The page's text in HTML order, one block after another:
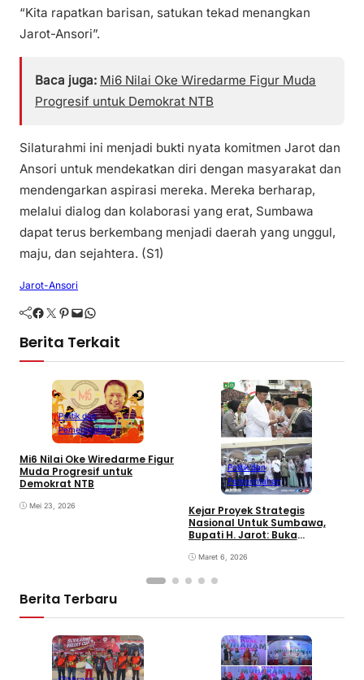
“Kita rapatkan barisan, satukan tekad menangkan
Jarot-Ansori”.
Baca juga: Mi6 Nilai Oke Wiredarme Figur Muda
Progresif untuk Demokrat NTB
Silaturahmi ini menjadi bukti nyata komitmen Jarot dan
Ansori untuk mendekatkan diri dengan masyarakat dan
mendengarkan aspirasi mereka. Mereka berharap,
melalui dialog dan kolaborasi yang erat, Sumbawa
dapat terus berkembang menjadi daerah yang unggul,
maju, dan sejahtera. (S1)
Jarot-Ansori
Facebook Twitter Pinterest Mail WhatsApp
Berita Terkait
Politik dan
Pemerintahan
Mi6 Nilai Oke Wiredarme Figur
Muda Progresif untuk
Demokrat NTB
Mei 23, 2026
Politik dan
Pemerintahan
Kejar Proyek Strategis
Nasional Untuk Sumbawa,
Bupati H. Jarot: Buka
Tingkatkan Perekonomian
Maret 6, 2026
Berita Terbaru